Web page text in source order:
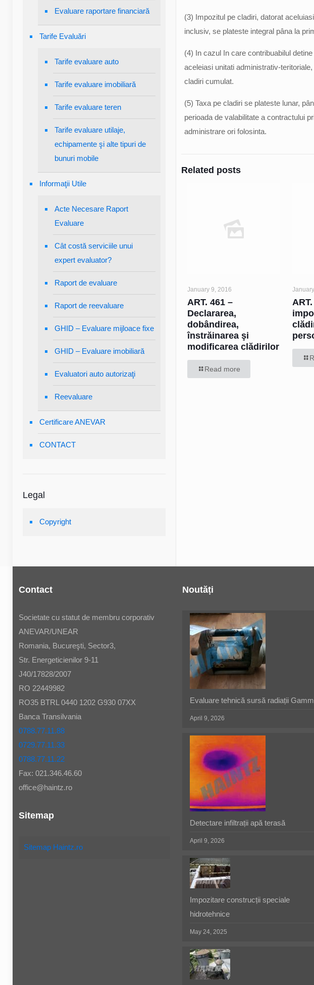
(3) Impozitul pe cladiri, datorat
inclusiv, se plateste integral pâna la
(4) In cazul In care contribuabilul
aceleiasi unitati administrativ-
cladiri cumulat.
(5) Taxa pe cladiri se plateste lunar,
perioada de valabilitate a contractului
administrare ori folosinta.
Related posts
January 9, 2016
ART. 461 –
Declararea,
dobândirea,
înstrăinarea şi
modificarea clădirilor
Read more
Evaluare raportare financiară
Tarife Evaluări
Tarife evaluare auto
Tarife evaluare imobiliară
Tarife evaluare teren
Tarife evaluare utilaje,
echipamente şi alte tipuri de
bunuri mobile
Informaţii Utile
Acte Necesare Raport
Evaluare
Cât costă serviciile unui
expert evaluator?
Raport de evaluare
Raport de reevaluare
GHID – Evaluare mijloace fixe
GHID – Evaluare imobiliară
Evaluatori auto autorizaţi
Reevaluare
Certificare ANEVAR
CONTACT
Legal
Copyright
Contact
Societate cu statut de membru corporativ
ANEVAR/UNEAR
Romania, Bucureşti, Sector3,
Str. Energeticienilor 9-11
J40/17828/2007
RO 22449982
RO35 BTRL 0440 1202 G930 07XX
Banca Transilvania
0788.77.11.88
0729.77.11.33
0788.77.11.22
Fax: 021.346.46.60
office@haintz.ro
Sitemap
Sitemap Haintz.ro
Noutăți
Evaluare tehnică sursă radiații
April 9, 2026
Detectare infiltrații apă terasă
April 9, 2026
Impozitare construcții speciale
hidrotehnice
May 24, 2025